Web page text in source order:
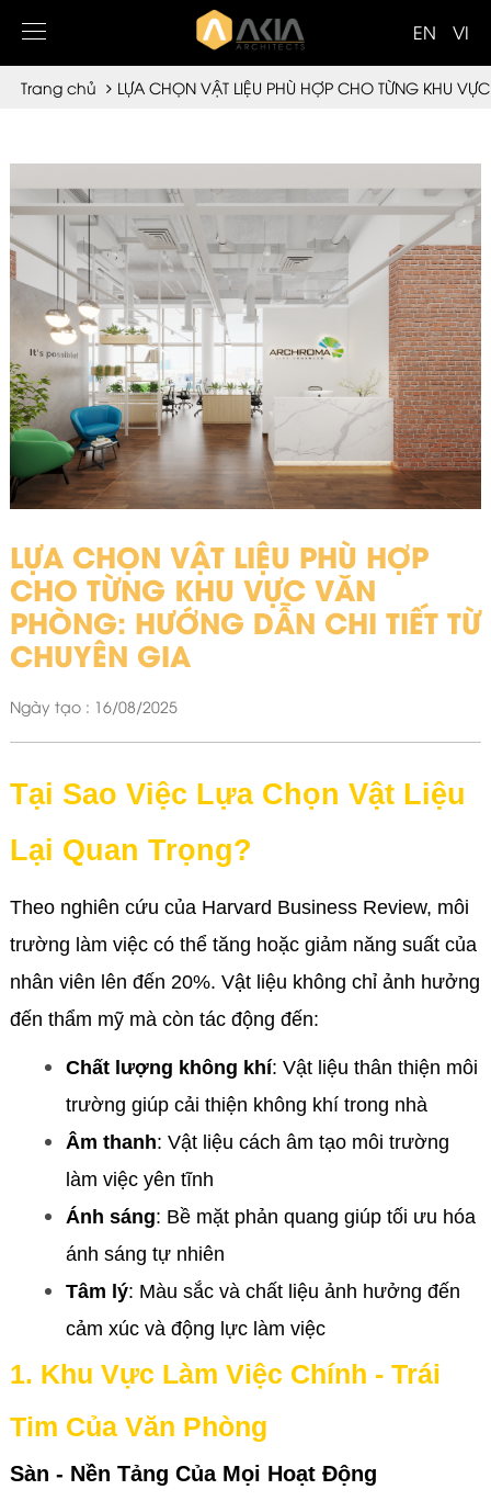
EN VI
Trang chủ LỰA CHỌN VẬT LIỆU PHÙ HỢP CHO TỪNG KHU
LỰA CHỌN VẬT LIỆU PHÙ HỢP
CHO TỪNG KHU VỰC VĂN
PHÒNG: HƯỚNG DẪN CHI TIẾT TỪ
CHUYÊN GIA
Ngày tạo : 16/08/2025
Tại Sao Việc Lựa Chọn Vật Liệu
Lại Quan Trọng?
Theo nghiên cứu của Harvard Business Review, môi
trường làm việc có thể tăng hoặc giảm năng suất của
nhân viên lên đến 20%. Vật liệu không chỉ ảnh hưởng
đến thẩm mỹ mà còn tác động đến:
Chất lượng không khí: Vật liệu thân thiện môi
trường giúp cải thiện không khí trong nhà
Âm thanh: Vật liệu cách âm tạo môi trường
làm việc yên tĩnh
Ánh sáng: Bề mặt phản quang giúp tối ưu hóa
ánh sáng tự nhiên
Tâm lý: Màu sắc và chất liệu ảnh hưởng đến
cảm xúc và động lực làm việc
1. Khu Vực Làm Việc Chính - Trái
Tim Của Văn Phòng
Sàn - Nền Tảng Của Mọi Hoạt Động